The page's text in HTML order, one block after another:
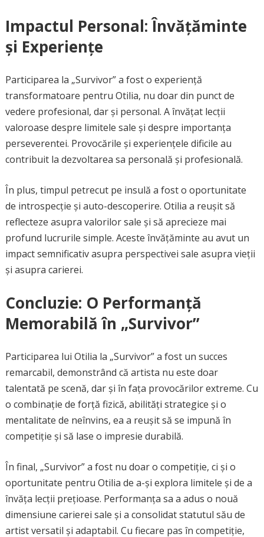
Impactul Personal: Învățăminte
și Experiențe
Participarea la „Survivor” a fost o experiență
transformatoare pentru Otilia, nu doar din punct de
vedere profesional, dar și personal. A învățat lecții
valoroase despre limitele sale și despre importanța
perseverentei. Provocările și experiențele dificile au
contribuit la dezvoltarea sa personală și profesională.
În plus, timpul petrecut pe insulă a fost o oportunitate
de introspecție și auto-descoperire. Otilia a reușit să
reflecteze asupra valorilor sale și să aprecieze mai
profund lucrurile simple. Aceste învățăminte au avut un
impact semnificativ asupra perspectivei sale asupra vieții
și asupra carierei.
Concluzie: O Performanță
Memorabilă în „Survivor”
Participarea lui Otilia la „Survivor” a fost un succes
remarcabil, demonstrând că artista nu este doar
talentată pe scenă, dar și în fața provocărilor extreme. Cu
o combinație de forță fizică, abilități strategice și o
mentalitate de neînvins, ea a reușit să se impună în
competiție și să lase o impresie durabilă.
În final, „Survivor” a fost nu doar o competiție, ci și o
oportunitate pentru Otilia de a-și explora limitele și de a
învăța lecții prețioase. Performanța sa a adus o nouă
dimensiune carierei sale și a consolidat statutul său de
artist versatil și adaptabil. Cu fiecare pas în competiție,